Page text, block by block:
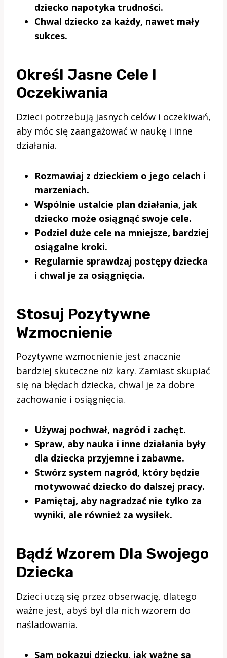
dziecko napotyka trudności.
Chwal dziecko za każdy, nawet mały
sukces.
Określ Jasne Cele I
Oczekiwania
Dzieci potrzebują jasnych celów i oczekiwań,
aby móc się zaangażować w naukę i inne
działania.
Rozmawiaj z dzieckiem o jego celach i
marzeniach.
Wspólnie ustalcie plan działania, jak
dziecko może osiągnąć swoje cele.
Podziel duże cele na mniejsze, bardziej
osiągalne kroki.
Regularnie sprawdzaj postępy dziecka
i chwal je za osiągnięcia.
Stosuj Pozytywne
Wzmocnienie
Pozytywne wzmocnienie jest znacznie
bardziej skuteczne niż kary. Zamiast skupiać
się na błędach dziecka, chwal je za dobre
zachowanie i osiągnięcia.
Używaj pochwał, nagród i zachęt.
Spraw, aby nauka i inne działania były
dla dziecka przyjemne i zabawne.
Stwórz system nagród, który będzie
motywować dziecko do dalszej pracy.
Pamiętaj, aby nagradzać nie tylko za
wyniki, ale również za wysiłek.
Bądź Wzorem Dla Swojego
Dziecka
Dzieci uczą się przez obserwację, dlatego
ważne jest, abyś był dla nich wzorem do
naśladowania.
Sam pokazuj dziecku, jak ważne są